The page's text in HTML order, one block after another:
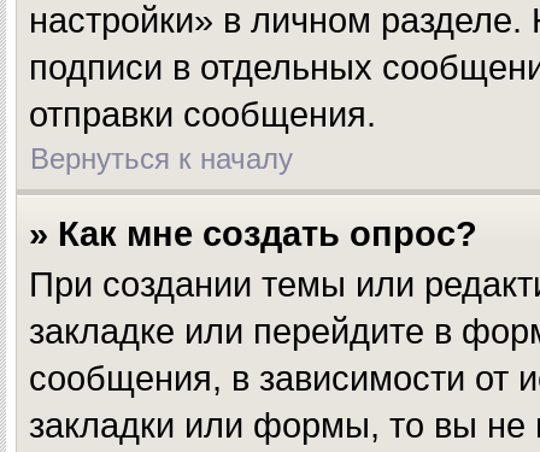
настройки» в личном
подписи в отдельных
отправки сообщения.
Вернуться к началу
» Как мне создать опрос?
При создании темы или
закладке или перейдите в
сообщения, в зависимости от
закладки или формы, то вы не